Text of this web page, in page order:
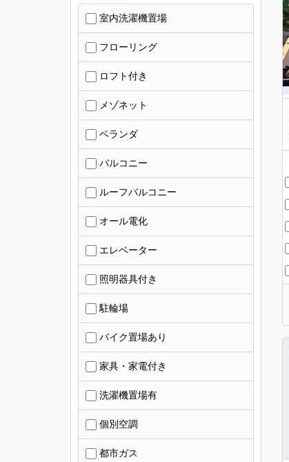
室内洗濯機置場
フローリング
ロフト付き
メゾネット
ベランダ
バルコニー
ルーフバルコニー
オール電化
エレベーター
照明器具付き
駐輪場
バイク置場あり
家具・家電付き
洗濯機置場有
個別空調
都市ガス